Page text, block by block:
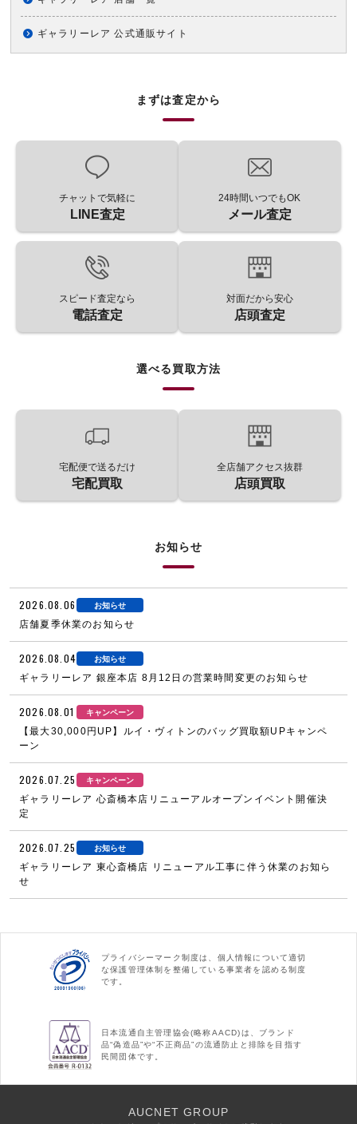
ギャラリーレア 公式通販サイト
まずは査定から
チャットで気軽に
LINE査定
24時間いつでもOK
メール査定
スピード査定なら
電話査定
対面だから安心
店頭査定
選べる買取方法
宅配便で送るだけ
宅配買取
全店舗アクセス抜群
店頭買取
お知らせ
2026.08.06 お知らせ
店舗夏季休業のお知らせ
2026.08.04 お知らせ
ギャラリーレア 銀座本店 8月12日の営業時間変更のお知らせ
2026.08.01 キャンペーン
【最大30,000円UP】ルイ・ヴィトンのバッグ買取額UPキャンペ
ーン
2026.07.25 キャンペーン
ギャラリーレア 心斎橋本店リニューアルオープンイベント開催決
定
2026.07.25 お知らせ
ギャラリーレア 東心斎橋店 リニューアル工事に伴う休業のお知ら
せ
プライバシーマーク制度は、個人情報について適切
な保護管理体制を整備している事業者を認める制度
です。
日本流通自主管理協会(略称AACD)は、ブランド
品“偽造品”や“不正商品”の流通防止と排除を目指す
民間団体です。
AUCNET GROUP